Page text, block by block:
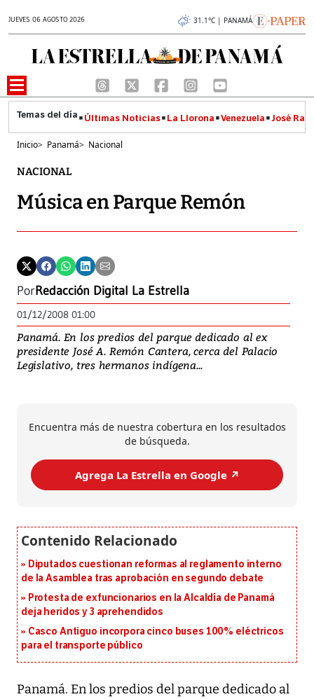
JUEVES 06 AGOSTO 2026 31.1°C | PANAMÁ
Últimas Noticias La Llorona Venezuela José
Inicio> Panamá> Nacional
NACIONAL
Música en Parque Remón
PorRedacción Digital La Estrella
01/12/2008 01:00
Panamá. En los predios del parque dedicado al ex
presidente José A. Remón Cantera, cerca del Palacio
Legislativo, tres hermanos indígena...
Encuentra más de nuestra cobertura en los resultados
de búsqueda.
Agrega La Estrella en Google ↗️
Diputados cuestionan reformas al reglamento interno
de la Asamblea tras aprobación en segundo debate
Protesta de exfuncionarios en la Alcaldía de Panamá
deja heridos y 3 aprehendidos
Casco Antiguo incorpora cinco buses 100% eléctricos
para el transporte público
Panamá. En los predios del parque dedicado al